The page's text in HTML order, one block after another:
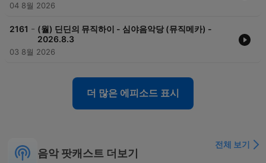
04 8월 2026
2161 - (월) 딘딘의 뮤직하이 - 심야음악당 (뮤직메카) -
2026.8.3
03 8월 2026
더 많은 에피소드 표시
음악 팟캐스트 더보기
전체 보기